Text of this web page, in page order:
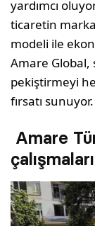
yardımcı
ticaretin
modeli ile
Amare
pekiştirmeyi
fırsatı sunuyor.
Amare
çalışmaları